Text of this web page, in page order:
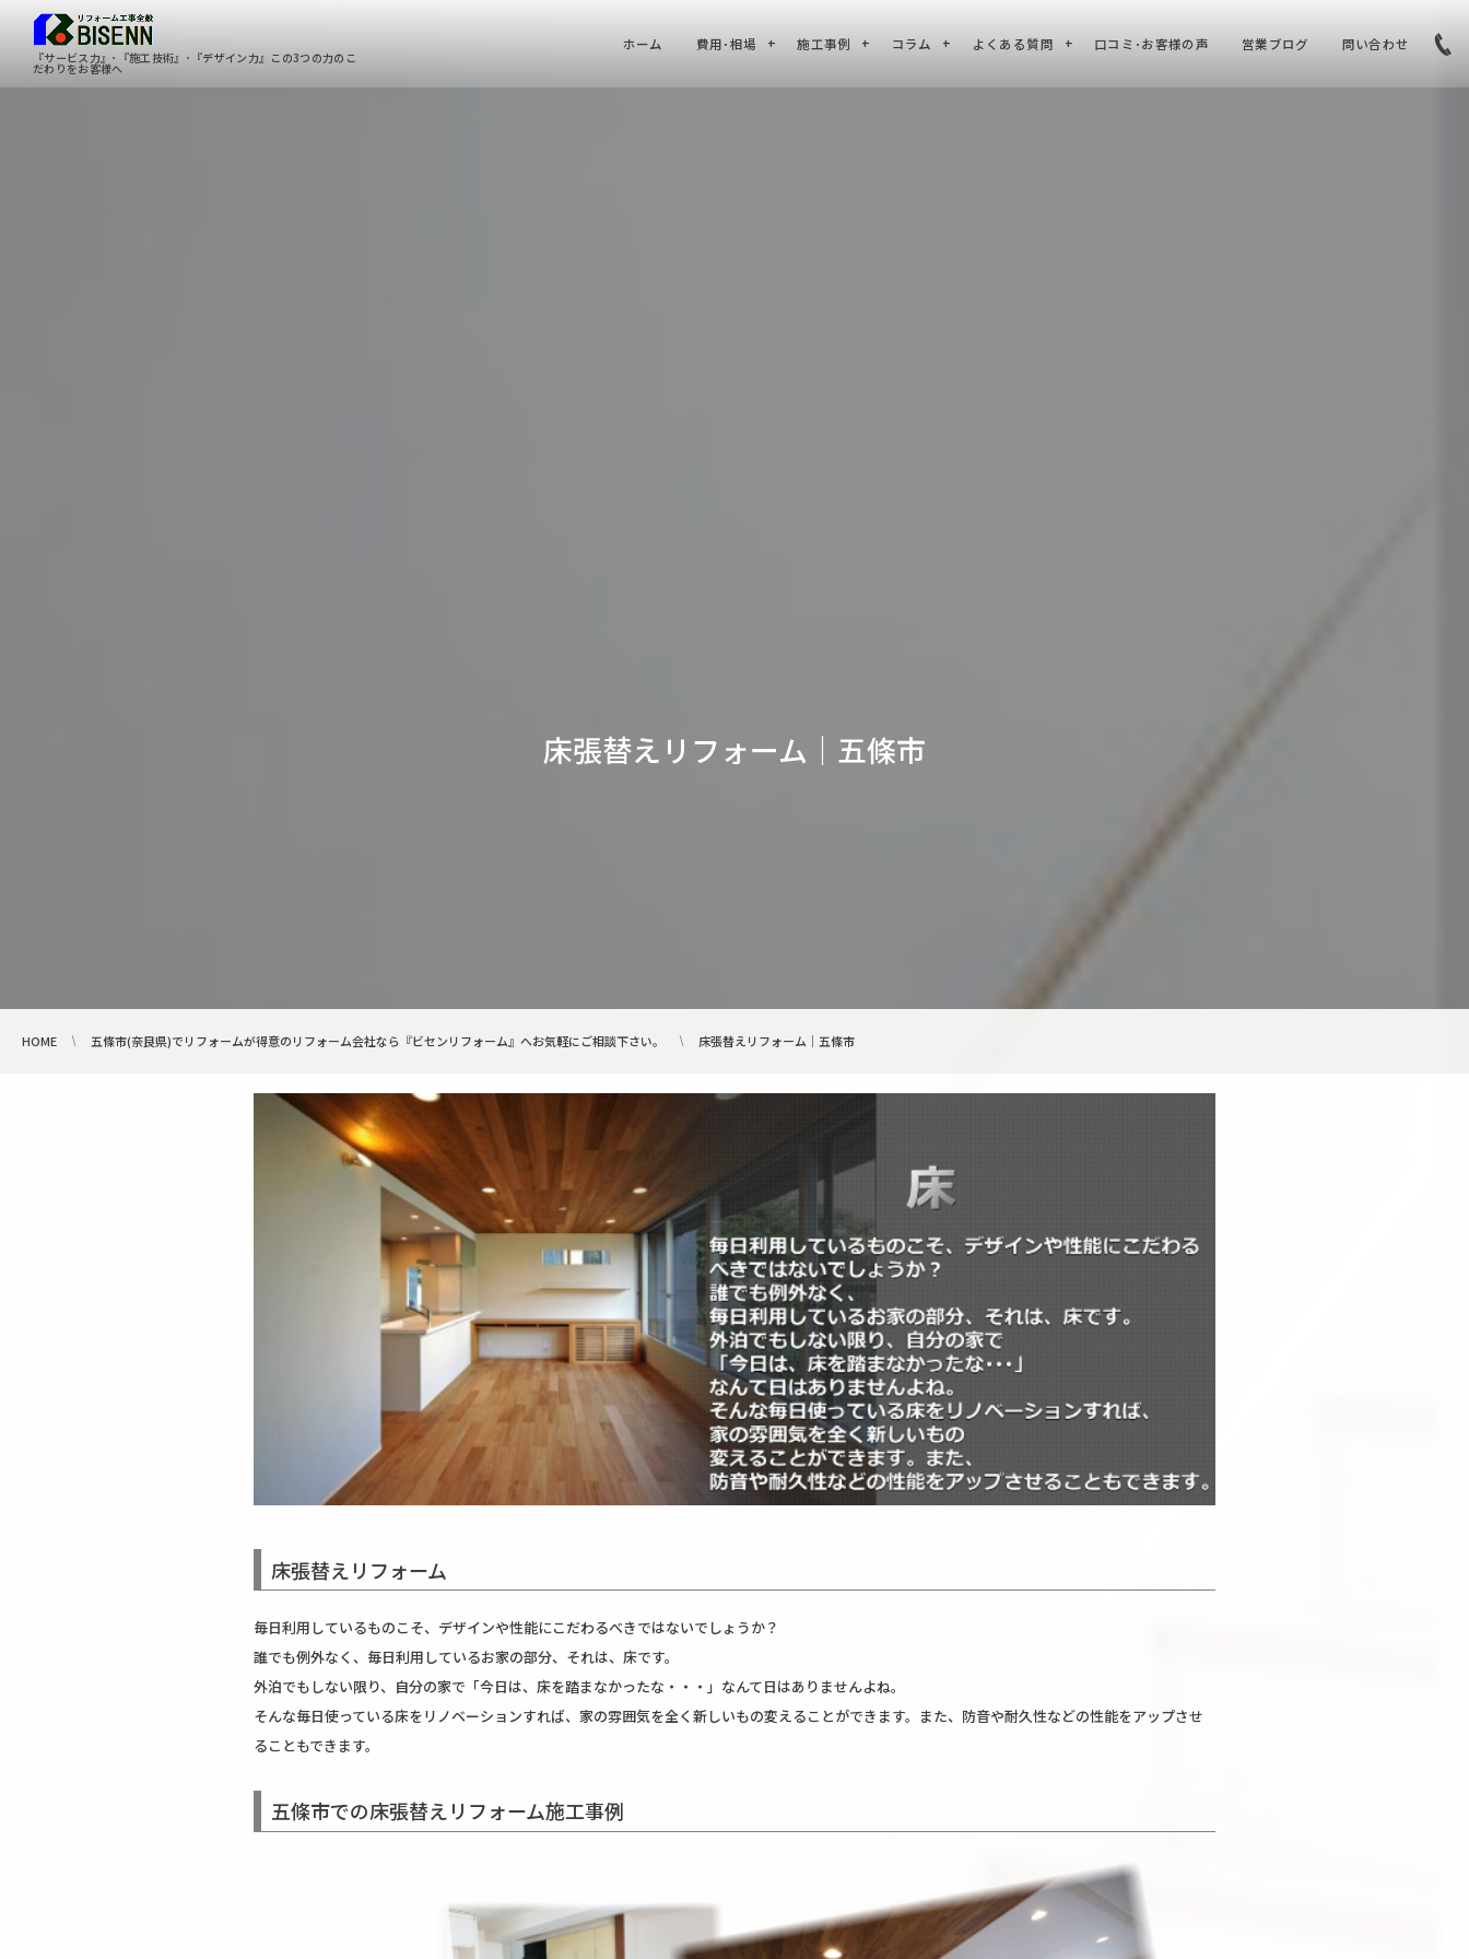
『サービス力』･『施工技術』･『デザイン力』この3つの力のこ
だわりをお客様へ
ホーム 費用･相場 施工事例 コラム よくある質問 口コミ･お客様の声 営業ブログ 問い合わせ
床張替えリフォーム｜五條市
HOME 五條市(奈良県)でリフォームが得意のリフォーム会社なら『ビセンリフォーム』へお気軽にご相談下さい。 床張替えリフォーム｜五條市
床張替えリフォーム
毎日利用しているものこそ、デザインや性能にこだわるべきではないでしょうか？
誰でも例外なく、毎日利用しているお家の部分、それは、床です。
外泊でもしない限り、自分の家で「今日は、床を踏まなかったな・・・」なんて日はありませんよね。
そんな毎日使っている床をリノベーションすれば、家の雰囲気を全く新しいもの変えることができます。また、防音や耐久性などの性能をアップさせ
ることもできます。
五條市での床張替えリフォーム施工事例